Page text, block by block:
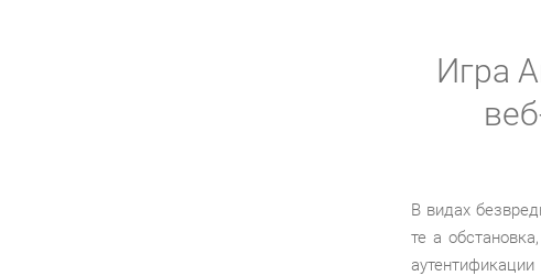
Игра
В видах
те а